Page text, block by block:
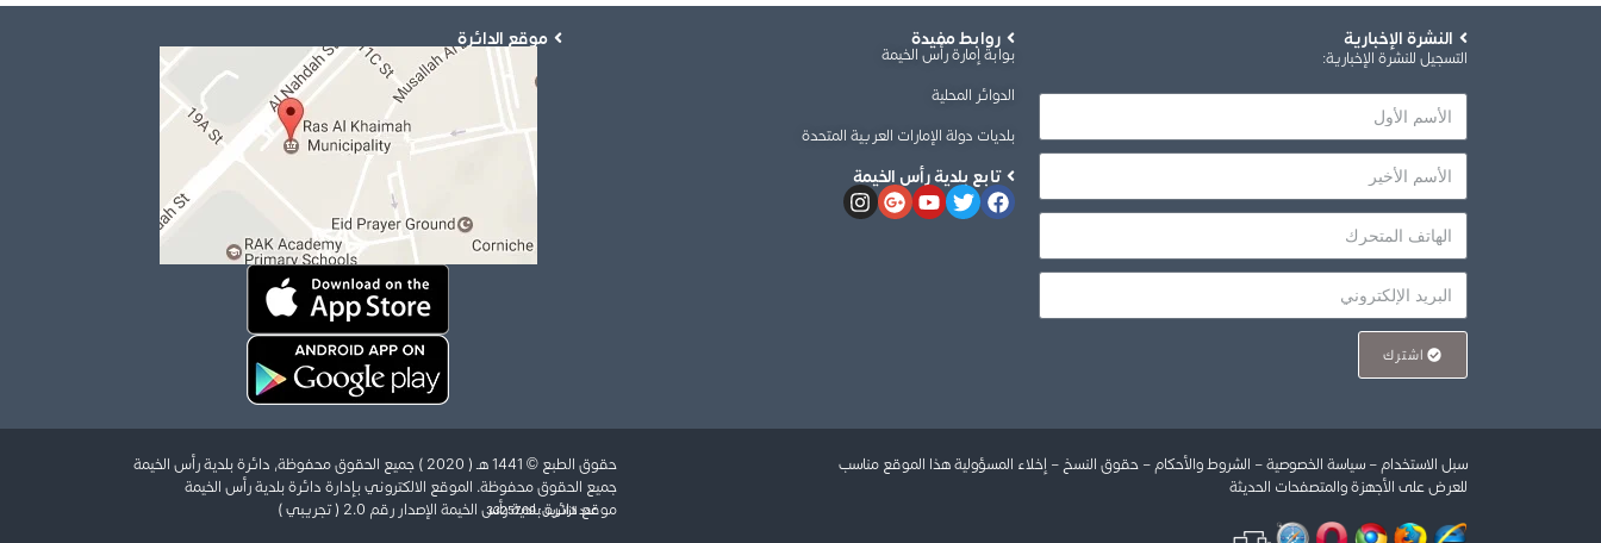
النشرة الإخبارية
التسجيل للنشرة الإخبارية:
اشترك
روابط مفيدة
بوابة إمارة رأس الخيمة
الدوائر المحلية
بلديات دولة الإمارات العربية المتحدة
تابع بلدية رأس الخيمة
موقع الدائرة
حقوق الطبع © 1441 هـ ( 2020 ) جميع الحقوق محفوظة, دائرة بلدية رأس الخيمة
جميع الحقوق محفوظة. الموقع الالكتروني بإدارة دائرة بلدية رأس الخيمة
موقع دائرة بلدية رأس الخيمة الإصدار رقم 2.0 ( تجريبي )
عدد الزائرين: 3325769
سبل الاستخدام–سياسة الخصوصية– الشروط والأحكام–حقوق النسخ–إخلاء المسؤوليةهذا الموقع مناسب
للعرض على الأجهزة والمتصفحات الحديثة